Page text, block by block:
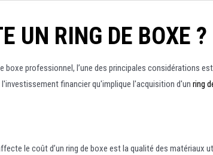
UN RING DE BOXE ?
boxe professionnel, l’une des principales considérations
financier qu'implique l'acquisition d'un ring
le coût d’un ring de boxe est la qualité des